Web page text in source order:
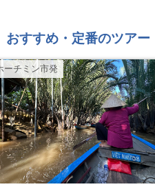
おすすめ・定番のツアー
ーチミン市発